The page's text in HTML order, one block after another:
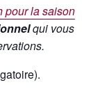
pour la saison
qui vous